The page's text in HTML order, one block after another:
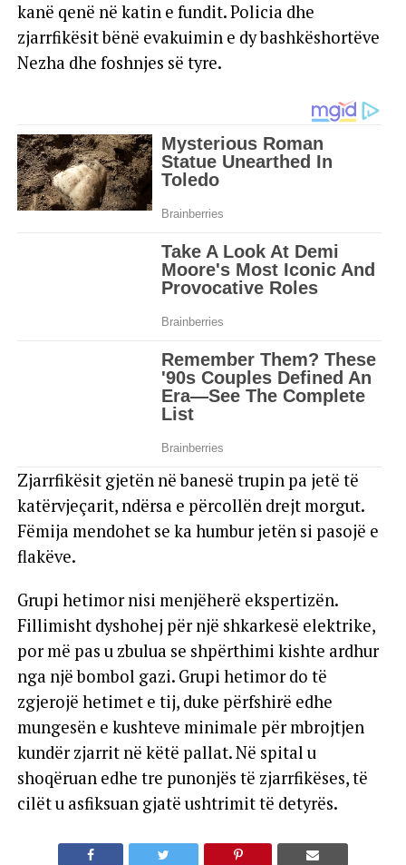
kanë qenë në katin e fundit. Policia dhe
zjarrfikësit bënë evakuimin e dy bashkëshortëve
Nezha dhe foshnjes së tyre.
Zjarrfikësit gjetën në banesë trupin pa jetë të
katërvjeçarit, ndërsa e përcollën drejt morgut.
Fëmija mendohet se ka humbur jetën si pasojë e
flakëve.
Grupi hetimor nisi menjëherë ekspertizën.
Fillimisht dyshohej për një shkarkesë elektrike,
por më pas u zbulua se shpërthimi kishte ardhur
nga një bombol gazi. Grupi hetimor do të
zgjerojë hetimet e tij, duke përfshirë edhe
mungesën e kushteve minimale për mbrojtjen
kundër zjarrit në këtë pallat. Në spital u
shoqëruan edhe tre punonjës të zjarrfikëses, të
cilët u asfiksuan gjatë ushtrimit të detyrës.